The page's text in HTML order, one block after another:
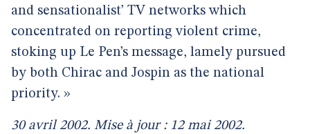
and sensationalist’ TV networks which
concentrated on reporting violent crime,
stoking up Le Pen’s message, lamely pursued
by both Chirac and Jospin as the national
priority. »
30 avril 2002. Mise à jour : 12 mai 2002.